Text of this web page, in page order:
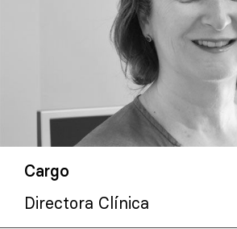
Cargo
Directora Clínica